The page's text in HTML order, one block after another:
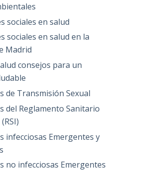
sociales en salud
sociales en salud en la
Madrid
consejos para un
de Transmisión Sexual
del Reglamento Sanitario
infecciosas Emergentes y
no infecciosas Emergentes